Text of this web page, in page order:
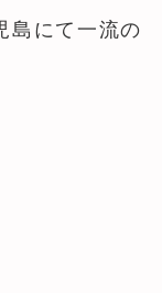
島にて一流の